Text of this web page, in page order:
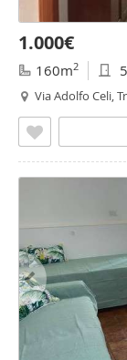
1.000€
160m2
Via Adolfo Celi,